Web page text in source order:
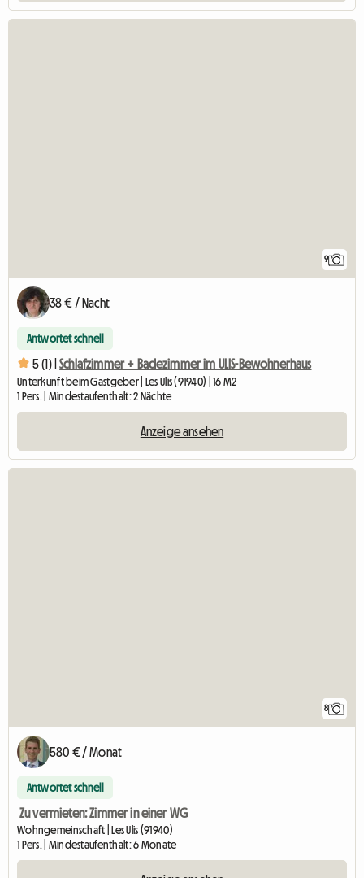
9
38 € / Nacht
Antwortet schnell
5 (1) | Schlafzimmer + Badezimmer im ULIS-Bewohnerhaus
Unterkunft beim Gastgeber | Les Ulis (91940) | 16 M2
1 Pers. | Mindestaufenthalt: 2 Nächte
Anzeige ansehen
8
580 € / Monat
Antwortet schnell
Zu vermieten: Zimmer in einer WG
Wohngemeinschaft | Les Ulis (91940)
1 Pers. | Mindestaufenthalt: 6 Monate